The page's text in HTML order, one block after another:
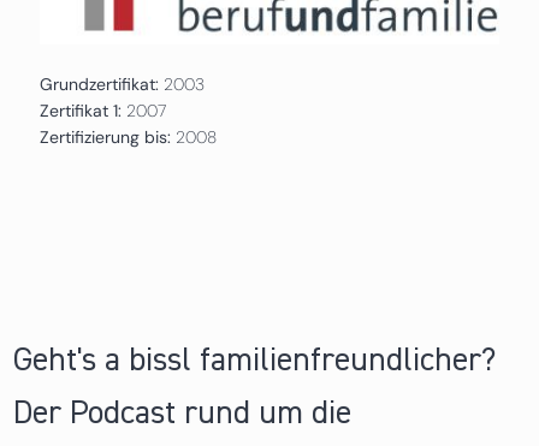
Grundzertifikat: 2003
Zertifikat 1: 2007
Zertifizierung bis: 2008
Geht's a bissl familienfreundlicher?
Der Podcast rund um die